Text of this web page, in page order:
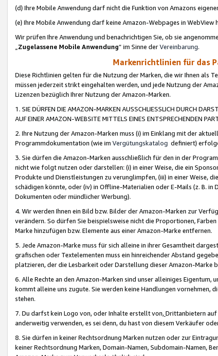
(d) Ihre Mobile Anwendung darf nicht die Funktion von Amazons
(e) Ihre Mobile Anwendung darf keine Amazon-Webpages in WebView
Wir prüfen Ihre Anwendung und benachrichtigen Sie, ob sie
„Zugelassene Mobile Anwendung“ im Sinne derVereinbarung.
Markenrichtlinien für das
Diese Richtlinien gelten für die Nutzung der Marken, die wir Ihnen als
müssen jederzeit strikt eingehalten werden, und jede Nutzung der
Lizenzen bezüglich Ihrer Nutzung der Amazon-Marken.
1. SIE DÜRFEN DIE AMAZON-MARKEN AUSSCHLIESSLICH DURCH
AUF EINER AMAZON-WEBSITE MITTELS EINES ENTSPRECHENDEN
2. Ihre Nutzung der Amazon-Marken muss (i) im Einklang mit der
Programmdokumentation (wie im Vergütungskatalog definiert)
3. Sie dürfen die Amazon-Marken ausschließlich für den in der
nicht wie folgt nutzen oder darstellen: (i) in einer Weise, die ein
Produkte und Dienstleistungen zu verunglimpfen, (iii) in einer Weise,
schädigen könnte, oder (iv) in Offline-Materialien oder E-Mails (z. B. in
Dokumenten oder mündlicher Werbung).
4. Wir werden Ihnen ein Bild bzw. Bilder der Amazon-Marken zur
verändern. So dürfen Sie beispielsweise nicht die Proportionen,
Marke hinzufügen bzw. Elemente aus einer Amazon-Marke entfernen.
5. Jede Amazon-Marke muss für sich alleine in ihrer Gesamtheit
grafischen oder Textelementen muss ein hinreichender Abstand
platzieren, der die Lesbarkeit oder Darstellung dieser Amazon-Marke
6. Alle Rechte an den Amazon-Marken sind unser alleiniges
kommt alleine uns zugute. Sie werden keine Handlungen vornehmen,
stehen.
7. Du darfst kein Logo von, oder Inhalte erstellt von,Drittanbietern auf
anderweitig verwenden, es sei denn, du hast von diesem Verkäufer
8. Sie dürfen in keiner Rechtsordnung Marken nutzen oder zur
keiner Rechtsordnung Marken, Domain-Namen, Subdomain-Namen,